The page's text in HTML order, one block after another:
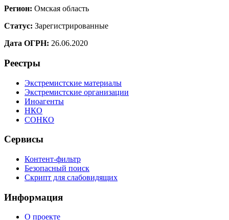
Регион: Омская область
Статус: Зарегистрированные
Дата ОГРН: 26.06.2020
Реестры
Экстремистские материалы
Экстремистские организации
Иноагенты
НКО
СОНКО
Сервисы
Контент-фильтр
Безопасный поиск
Скрипт для слабовидящих
Информация
О проекте